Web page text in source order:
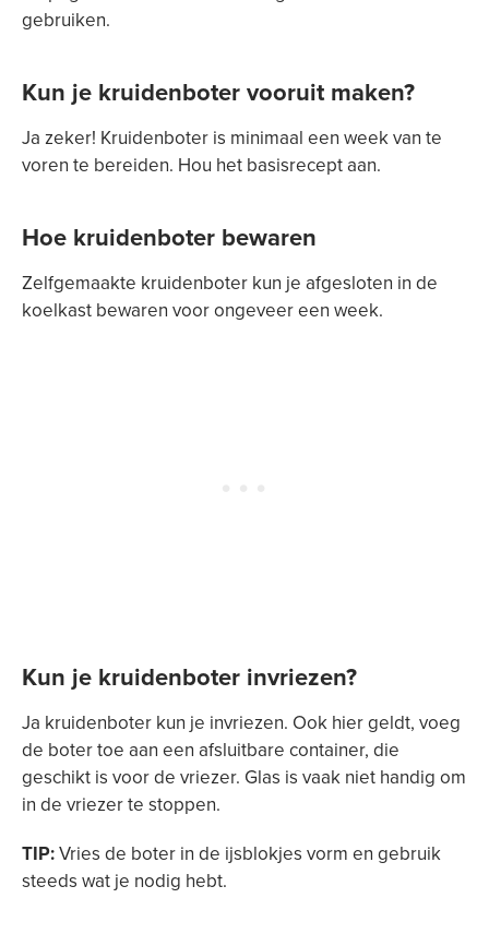
gebruiken.
Kun je kruidenboter vooruit maken?
Ja zeker! Kruidenboter is minimaal een week van te
voren te bereiden. Hou het basisrecept aan.
Hoe kruidenboter bewaren
Zelfgemaakte kruidenboter kun je afgesloten in de
koelkast bewaren voor ongeveer een week.
Kun je kruidenboter invriezen?
Ja kruidenboter kun je invriezen. Ook hier geldt, voeg
de boter toe aan een afsluitbare container, die
geschikt is voor de vriezer. Glas is vaak niet handig om
in de vriezer te stoppen.
TIP:Vries de boter in de ijsblokjes vorm en gebruik
steeds wat je nodig hebt.